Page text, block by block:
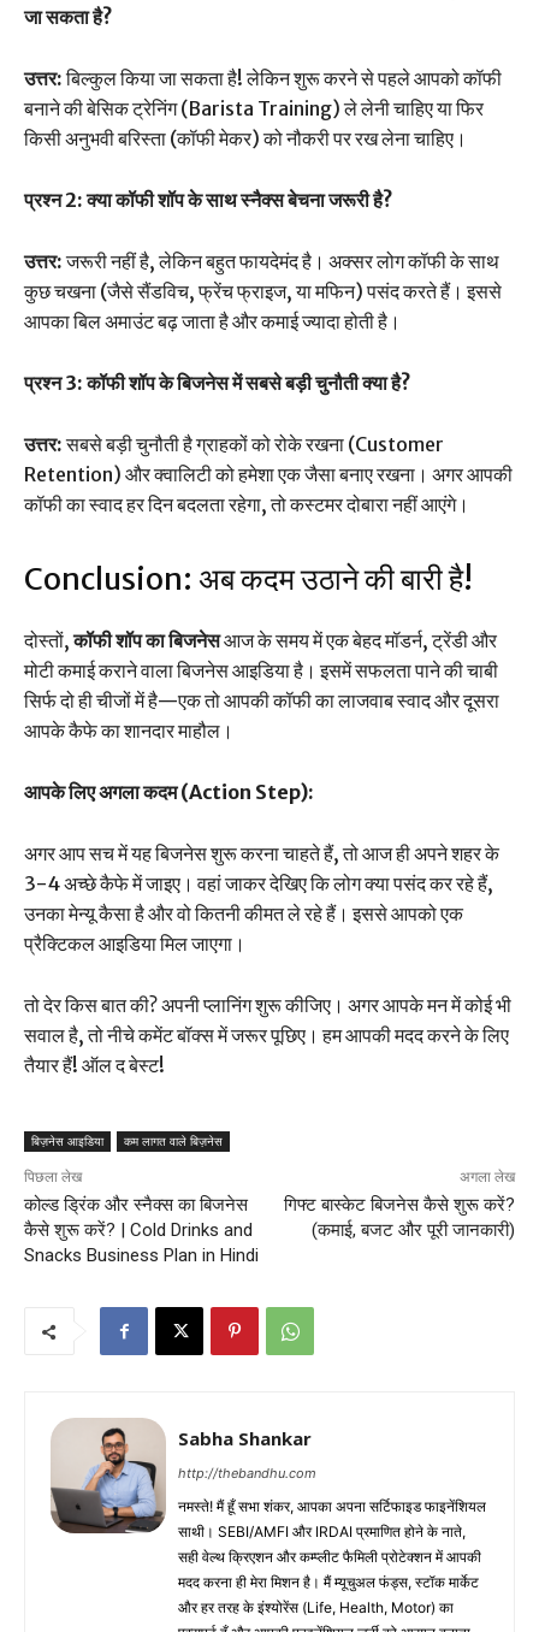
जा सकता है?
उत्तर:बिल्कुल किया जा सकता है! लेकिन शुरू करने से पहले आपको कॉफी
बनाने की बेसिक ट्रेनिंग (Barista Training) ले लेनी चाहिए या फिर
किसी अनुभवी बरिस्ता (कॉफी मेकर) को नौकरी पर रख लेना चाहिए।
प्रश्न 2: क्या कॉफी शॉप के साथ स्नैक्स बेचना जरूरी है?
उत्तर:जरूरी नहीं है, लेकिन बहुत फायदेमंद है। अक्सर लोग कॉफी के साथ
कुछ चखना (जैसे सैंडविच, फ्रेंच फ्राइज, या मफिन) पसंद करते हैं। इससे
आपका बिल अमाउंट बढ़ जाता है और कमाई ज्यादा होती है।
प्रश्न 3: कॉफी शॉप के बिजनेस में सबसे बड़ी चुनौती क्या है?
उत्तर:सबसे बड़ी चुनौती है ग्राहकों को रोके रखना (Customer
Retention) और क्वालिटी को हमेशा एक जैसा बनाए रखना। अगर आपकी
कॉफी का स्वाद हर दिन बदलता रहेगा, तो कस्टमर दोबारा नहीं आएंगे।
Conclusion: अब कदम उठाने की बारी है!
दोस्तों,कॉफी शॉप का बिजनेसआज के समय में एक बेहद मॉडर्न, ट्रेंडी और
मोटी कमाई कराने वाला बिजनेस आइडिया है। इसमें सफलता पाने की चाबी
सिर्फ दो ही चीजों में है—एक तो आपकी कॉफी का लाजवाब स्वाद और दूसरा
आपके कैफे का शानदार माहौल।
आपके लिए अगला कदम (Action Step):
अगर आप सच में यह बिजनेस शुरू करना चाहते हैं, तो आज ही अपने शहर के
3-4 अच्छे कैफे में जाइए। वहां जाकर देखिए कि लोग क्या पसंद कर रहे हैं,
उनका मेन्यू कैसा है और वो कितनी कीमत ले रहे हैं। इससे आपको एक
प्रैक्टिकल आइडिया मिल जाएगा।
तो देर किस बात की? अपनी प्लानिंग शुरू कीजिए। अगर आपके मन में कोई भी
सवाल है, तो नीचे कमेंट बॉक्स में जरूर पूछिए। हम आपकी मदद करने के लिए
तैयार हैं! ऑल द बेस्ट!
बिज़नेस आइडिया कम लागत वाले बिज़नेस
पिछला लेख
कोल्ड ड्रिंक और स्नैक्स का बिजनेस
कैसे शुरू करें? | Cold Drinks and
Snacks Business Plan in Hindi
अगला लेख
गिफ्ट बास्केट बिजनेस कैसे शुरू करें?
(कमाई, बजट और पूरी जानकारी)
Sabha Shankar
http://thebandhu.com
नमस्ते! मैं हूँ सभा शंकर, आपका अपना सर्टिफाइड फाइनेंशियल
साथी। SEBI/AMFI और IRDAI प्रमाणित होने के नाते,
सही वेल्थ क्रिएशन और कम्प्लीट फैमिली प्रोटेक्शन में आपकी
मदद करना ही मेरा मिशन है। मैं म्यूचुअल फंड्स, स्टॉक मार्केट
और हर तरह के इंश्योरेंस (Life, Health, Motor) का